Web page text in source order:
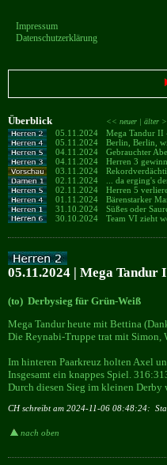
Impressum
Datenschutzerklärung
Überblick << neuer | älter
05.11.2024
Mega Tandur
05.11.2024
Berlin, Berlin,
04.11.2024
Gebrauchter
04.11.2024
Herren 3
03.11.2024
02.11.2024
... da erging's
02.11.2024
Herren 5
01.11.2024 Bärenstarker
31.10.2024
Süßes oder
30.10.2024
Team VI zieht
05.11.2024 | Mega
(to) Derbysieg für Grün-Weiß
Mega Tandur heute mit Bettina
Die Reynabi-Truppe trat mit Simon,
Im hinteren Paarkreuz holten Axel
Insgesamt ein knappes Spiel.
Durch diesen Sieg im kleinen Derby
CH schreibt am 2024-11-06 08:48:24:
nach oben